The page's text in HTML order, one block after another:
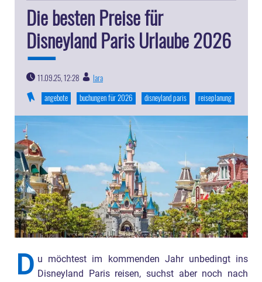
Die besten Preise für
Disneyland Paris Urlaube 2026
11.09.25, 12:28
lara
angebote
buchungen für 2026 disneyland paris reiseplanung
D u möchtest im kommenden Jahr unbedingt ins
Disneyland Paris reisen, suchst aber noch nach